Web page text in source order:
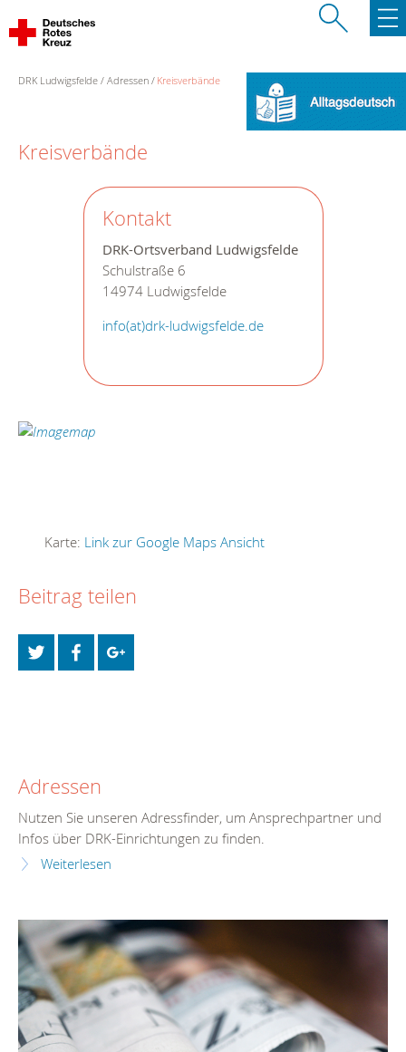
DRK Ludwigsfelde Adressen Kreisverbände
Kreisverbände
Kontakt
DRK-Ortsverband Ludwigsfelde
Schulstraße 6
14974 Ludwigsfelde
info(at)drk-ludwigsfelde.de
Karte: Link zur Google Maps Ansicht
Beitrag teilen
Adressen
Nutzen Sie unseren Adressfinder, um Ansprechpartner und
Infos über DRK-Einrichtungen zu finden.
Weiterlesen